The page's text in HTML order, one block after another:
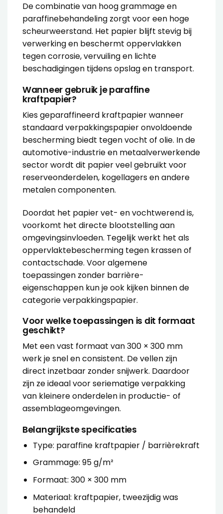
De combinatie van hoog grammage en
paraffinebehandeling zorgt voor een hoge
scheurweerstand. Het papier blijft stevig bij
verwerking en beschermt oppervlakken
tegen corrosie, vervuiling en lichte
beschadigingen tijdens opslag en transport.
Wanneer gebruik je paraffine
kraftpapier?
Kies geparaffineerd kraftpapier wanneer
standaard verpakkingspapier onvoldoende
bescherming biedt tegen vocht of olie. In de
automotive-industrie en metaalverwerkende
sector wordt dit papier veel gebruikt voor
reserveonderdelen, kogellagers en andere
metalen componenten.
Doordat het papier vet- en vochtwerend is,
voorkomt het directe blootstelling aan
omgevingsinvloeden. Tegelijk werkt het als
oppervlaktebescherming tegen krassen of
contactschade. Voor algemene
toepassingen zonder barrière-
eigenschappen kun je ook kijken binnen de
categorieverpakkingspapier.
Voor welke toepassingen is dit formaat
geschikt?
Met een vast formaat van 300 × 300 mm
werk je snel en consistent. De vellen zijn
direct inzetbaar zonder snijwerk. Daardoor
zijn ze ideaal voor seriematige verpakking
van kleinere onderdelen in productie- of
assemblageomgevingen.
Belangrijkste specificaties
Type: paraffine kraftpapier / barrièrekraft
Grammage: 95 g/m²
Formaat: 300 × 300 mm
Materiaal: kraftpapier, tweezijdig was
behandeld